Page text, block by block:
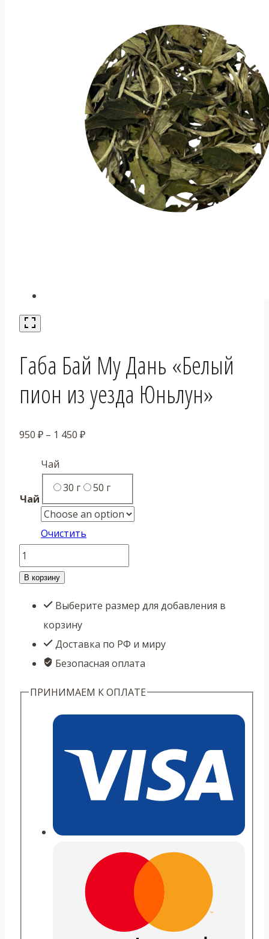
Габа Бай Му Дань «Белый
пион из уезда Юньлун»
950 ₽ – 1 450 ₽Диапазон
950 ₽
–
1
Чай
Чай
30 г
50 г
Очистить
Количество
товара
Бай
Дань
"Белый
пион
В корзину
Выберите размер для добавления в
корзину
Доставка по РФ и миру
Безопасная оплата
ПРИНИМАЕМ К ОПЛАТЕ